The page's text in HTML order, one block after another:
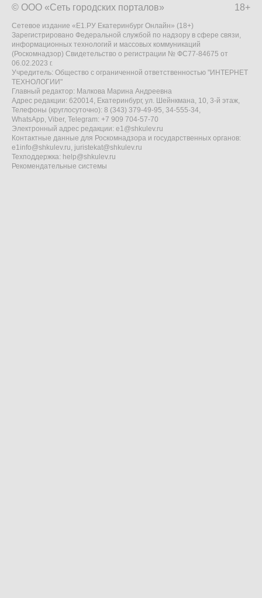
18+
© ООО «Сеть городских порталов»
Сетевое издание «Е1.РУ Екатеринбург Онлайн» (18+)
Зарегистрировано Федеральной службой по надзору в сфере связи,
информационных технологий и массовых коммуникаций
(Роскомнадзор) Свидетельство о регистрации № ФС77-84675 от
06.02.2023 г.
Учредитель: Общество с ограниченной ответственностью "ИНТЕРНЕТ
ТЕХНОЛОГИИ"
Главный редактор: Малкова Марина Андреевна
Адрес редакции: 620014, Екатеринбург, ул. Шейнкмана, 10, 3-й этаж,
Телефоны (круглосуточно): 8 (343) 379-49-95, 34-555-34,
WhatsApp, Viber, Telegram: +7 909 704-57-70
Электронный адрес редакции: e1@shkulev.ru
Контактные данные для Роскомнадзора и государственных органов:
e1info@shkulev.ru, juristekat@shkulev.ru
Техподдержка: help@shkulev.ru
Рекомендательные системы